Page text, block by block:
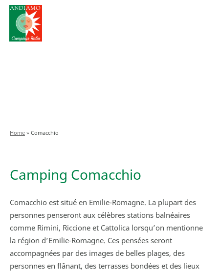
Home » Comacchio
Camping Comacchio
Comacchio est situé en Emilie-Romagne. La plupart des
personnes penseront aux célèbres stations balnéaires
comme Rimini, Riccione et Cattolica lorsqu’on mentionne
la région d’Emilie-Romagne. Ces pensées seront
accompagnées par des images de belles plages, des
personnes en flânant, des terrasses bondées et des lieux